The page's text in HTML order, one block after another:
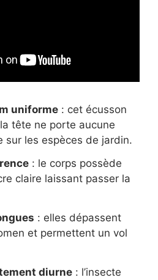
uniforme : cet écusson
tête ne porte aucune
sur les espèces de jardin.
: le corps possède
claire laissant passer la
: elles dépassent
et permettent un vol
diurne : l’insecte